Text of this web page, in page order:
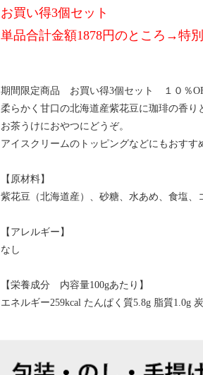
お買い得3個セット
単品合計金額1878円のところ→特
期間限定商品 お買い得3個セット １０％
柔らかく甘口の北海道産紫花豆に珈琲の香り
お茶うけにおやつにどうぞ。
アイスクリームのトッピングなどにもおすす
【原材料】
紫花豆（北海道産）、砂糖、水あめ、食塩、
【アレルギー】
なし
【栄養成分 内容量100gあたり】
エネルギー259kcal たんぱく質5.8g 脂質1.0g